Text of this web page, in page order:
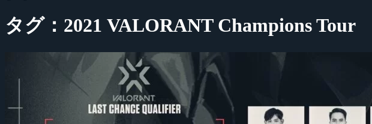
タグ：2021 VALORANT Champions Tour